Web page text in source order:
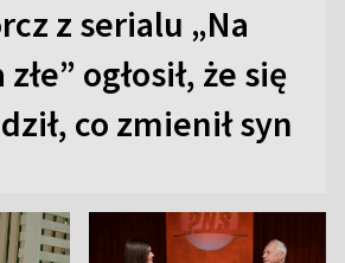
z serialu „Na
ogłosił, że się
co zmienił syn